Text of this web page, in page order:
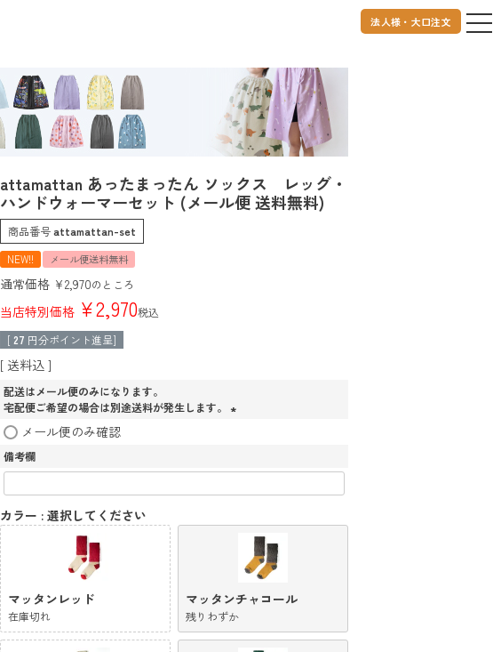
法人様・大口注文
attamattan あったまったん ソックス レッグ・
ハンドウォーマーセット (メール便 送料無料)
商品番号attamattan-set
NEW!! メール便送料無料
通常価格 ¥2,970のところ
当店特別価格 ¥2,970税込
[ 27 円分ポイント進呈]
送料込
配送はメール便のみになります。
宅配便ご希望の場合は別途送料が発生します。
)
メール便のみ確認
備考欄
カラー 選択してください
マッタンレッド
在庫切れ
マッタンチャコール
残りわずか